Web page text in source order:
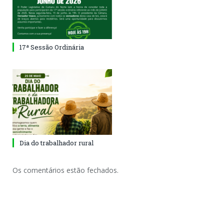
17ª Sessão Ordinária
Dia do trabalhador rural
Os comentários estão fechados.